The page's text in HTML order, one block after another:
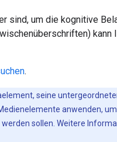
sind, um die kognitive
.
seine
anwenden,
sollen. Weitere